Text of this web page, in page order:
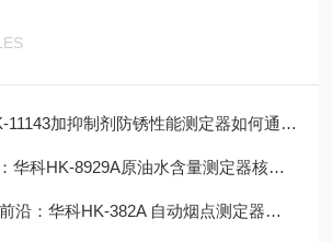
抑制剂防锈性能测定器如何通过技术优化，提升准确度？
8929A原油水含量测定器核心参数解读，快速上手不踩雷
HK-382A 自动烟点测定器仪器自动检测技术应用与突破